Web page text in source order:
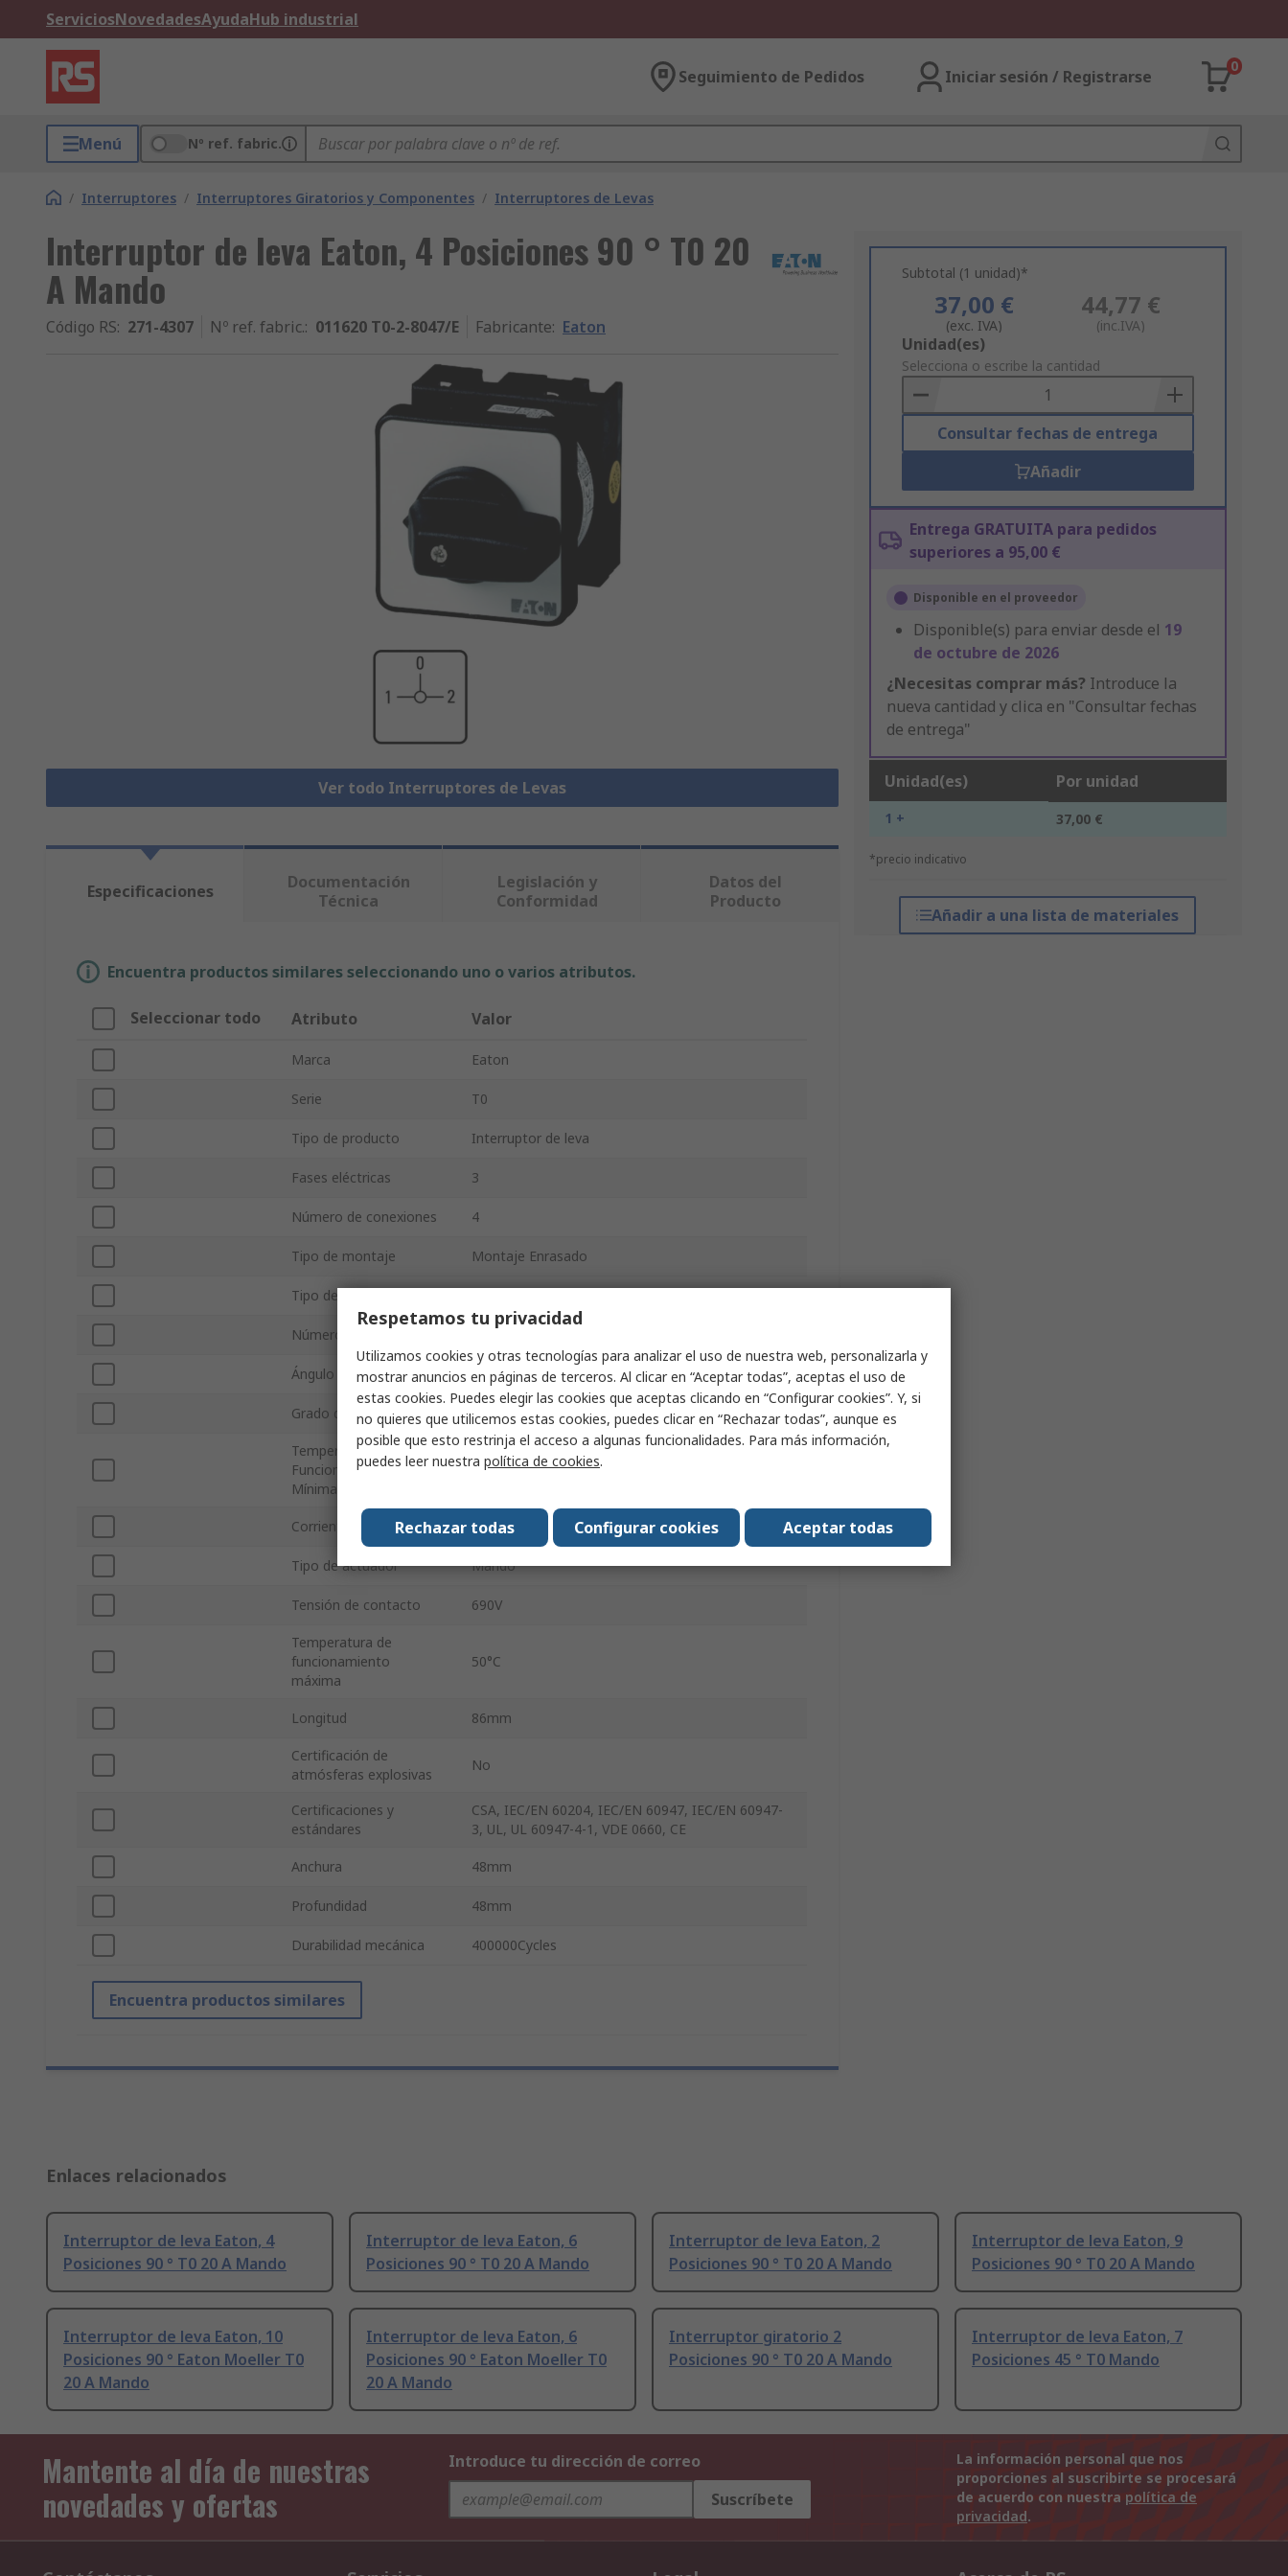
ServiciosNovedadesAyudaHub industrial
Seguimiento de Pedidos Iniciar sesión / Registrarse
0
Menú Nº ref. fabric.
/ Interruptores / Interruptores Giratorios y Componentes / Interruptores de Levas
Interruptor de leva Eaton, 4 Posiciones 90 ° T0 20
A Mando
Código RS: 271-4307 Nº ref. fabric.: 011620 T0-2-8047/E Fabricante: Eaton
Ver todo Interruptores de Levas
Subtotal (1 unidad)*
37,00 €
(exc. IVA)
44,77 €
(inc.IVA)
Add
to
Basket
Unidad(es)
Selecciona o escribe la cantidad
Consultar fechas de entrega
Añadir
Entrega GRATUITA para pedidos
superiores a 95,00 €
Disponible en el proveedor
Disponible(s) para enviar desde el 19
de octubre de 2026
¿Necesitas comprar más? Introduce la
nueva cantidad y clica en "Consultar fechas
de entrega"
Unidad(es) Por unidad
1 + 37,00 €
*precio indicativo
Añadir a una lista de materiales
Especificaciones
Documentación
Técnica
Legislación y
Conformidad
Datos del
Producto
Encuentra productos similares seleccionando uno o varios atributos.
Seleccionar todo Atributo Valor
Marca Eaton
Serie T0
Tipo de producto Interruptor de leva
Fases eléctricas 3
Número de conexiones 4
Tipo de montaje Montaje Enrasado
Tipo de Terminal
Número de polos
Ángulo de conmutación 90 °
Grado de protección IP IP65
Temperatura de
Funcionamiento
Mínima
-25°C
Corriente de contacto 20A
Tipo de actuador Mando
Tensión de contacto 690V
Temperatura de
funcionamiento
máxima
50°C
Longitud 86mm
Certificación de
atmósferas explosivas
No
Certificaciones y
estándares
CSA, IEC/EN 60204, IEC/EN 60947, IEC/EN 60947-
3, UL, UL 60947-4-1, VDE 0660, CE
Anchura 48mm
Profundidad 48mm
Durabilidad mecánica 400000Cycles
Encuentra productos similares
Enlaces relacionados
Interruptor de leva Eaton, 4
Posiciones 90 ° T0 20 A Mando
Interruptor de leva Eaton, 6
Posiciones 90 ° T0 20 A Mando
Interruptor de leva Eaton, 2
Posiciones 90 ° T0 20 A Mando
Interruptor de leva Eaton, 9
Posiciones 90 ° T0 20 A Mando
Interruptor de leva Eaton, 10
Posiciones 90 ° Eaton Moeller T0
20 A Mando
Interruptor de leva Eaton, 6
Posiciones 90 ° Eaton Moeller T0
20 A Mando
Interruptor giratorio 2
Posiciones 90 ° T0 20 A Mando
Interruptor de leva Eaton, 7
Posiciones 45 ° T0 Mando
Mantente al día de nuestras
novedades y ofertas
Introduce tu dirección de correo
Suscríbete
La información personal que nos
proporciones al suscribirte se procesará
de acuerdo con nuestra política de
privacidad.
Respetamos tu privacidad
Utilizamos cookies y otras tecnologías para analizar el uso de nuestra web, personalizarla y
mostrar anuncios en páginas de terceros. Al clicar en “Aceptar todas”, aceptas el uso de
estas cookies. Puedes elegir las cookies que aceptas clicando en “Configurar cookies”. Y, si
no quieres que utilicemos estas cookies, puedes clicar en “Rechazar todas”, aunque es
posible que esto restrinja el acceso a algunas funcionalidades. Para más información,
puedes leer nuestra política de cookies.
Aceptar todas
Configurar cookies
Rechazar todas